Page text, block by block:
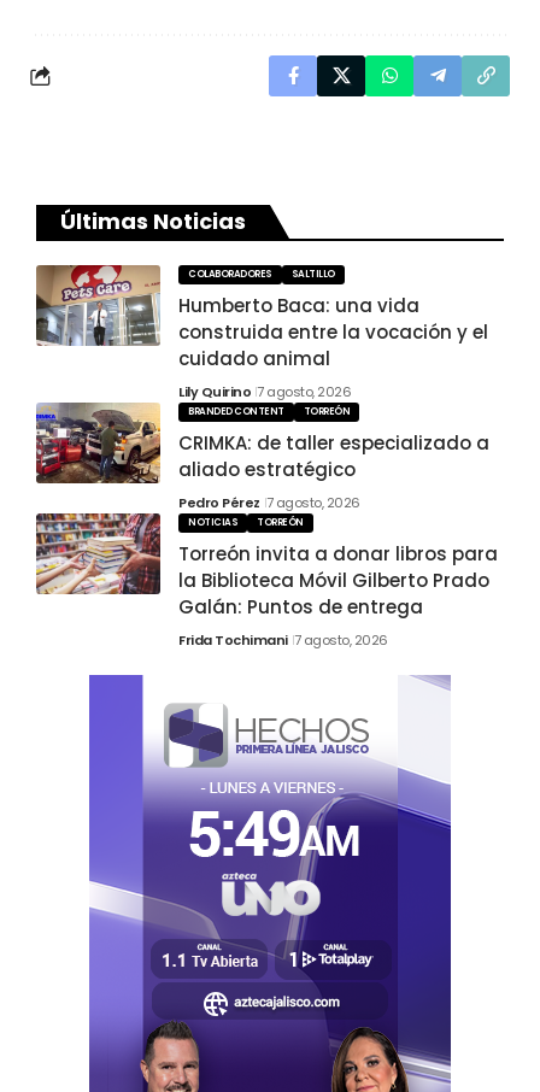
Últimas Noticias
COLABORADORES SALTILLO
Humberto Baca: una vida
construida entre la vocación y el
cuidado animal
Lily Quirino 7 agosto, 2026
BRANDED CONTENT TORREÓN
CRIMKA: de taller especializado a
aliado estratégico
Pedro Pérez 7 agosto, 2026
NOTICIAS TORREÓN
Torreón invita a donar libros para
la Biblioteca Móvil Gilberto Prado
Galán: Puntos de entrega
Frida Tochimani 7 agosto, 2026